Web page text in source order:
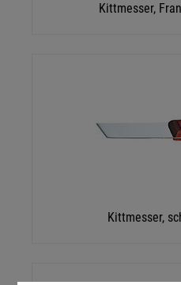
Kittmesser,
Kittmesser,